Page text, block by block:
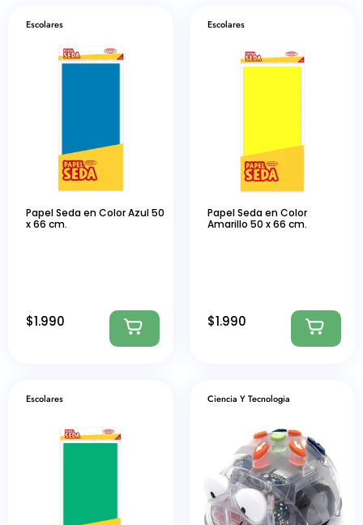
Escolares
Papel Seda en Color Azul 50
x 66 cm.
$1.990
Escolares
Papel Seda en Color
Amarillo 50 x 66 cm.
$1.990
Escolares Ciencia Y Tecnologia